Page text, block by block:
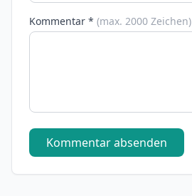
Kommentar * (max. 2000 Zeichen)
Kommentar absenden